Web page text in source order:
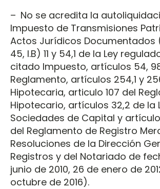
– No se acredita la
Impuesto de Transmisiones
Actos Jurídicos Documentados
45, I.B) 11 y 54,1 de la Ley
citado Impuesto, artículos 54,
Reglamento, artículos 254,1 y
Hipotecaria, articulo 107 del
Hipotecario, artículos 32,2 de la
Sociedades de Capital y
del Reglamento de Registro
Resoluciones de la Dirección
Registros y del Notariado de
junio de 2010, 26 de enero de
octubre de 2016).